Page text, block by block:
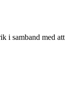
i samband med att